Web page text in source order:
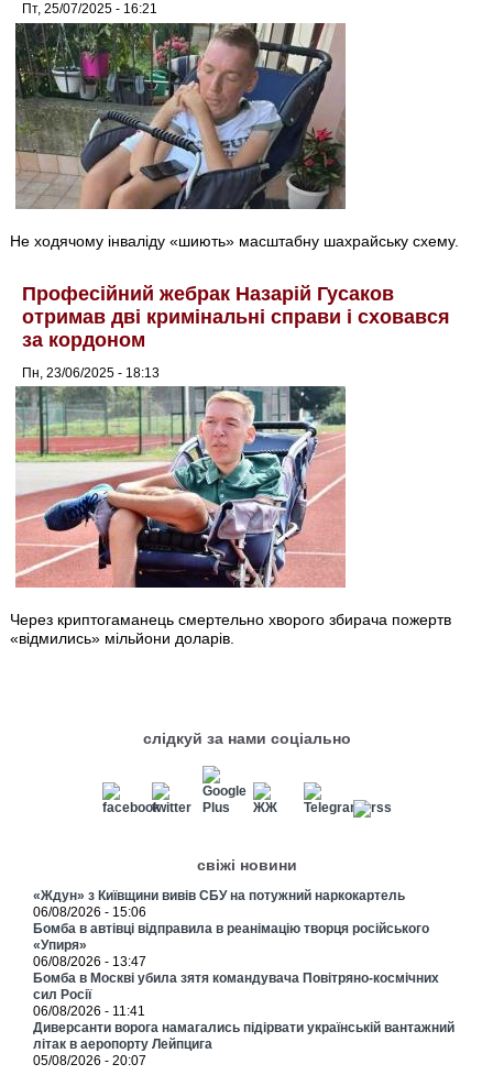
Пт, 25/07/2025 - 16:21
Не ходячому інваліду «шиють» масштабну шахрайську схему.
Професійний жебрак Назарій Гусаков
отримав дві кримінальні справи і сховався
за кордоном
Пн, 23/06/2025 - 18:13
Через криптогаманець смертельно хворого збирача пожертв
«відмились» мільйони доларів.
слідкуй за нами соціально
свіжі новини
«Ждун» з Київщини вивів СБУ на потужний наркокартель
06/08/2026 - 15:06
Бомба в автівці відправила в реанімацію творця російського
«Упиря»
06/08/2026 - 13:47
Бомба в Москві убила зятя командувача Повітряно-космічних
сил Росії
06/08/2026 - 11:41
Диверсанти ворога намагались підірвати українській вантажний
літак в аеропорту Лейпцига
05/08/2026 - 20:07